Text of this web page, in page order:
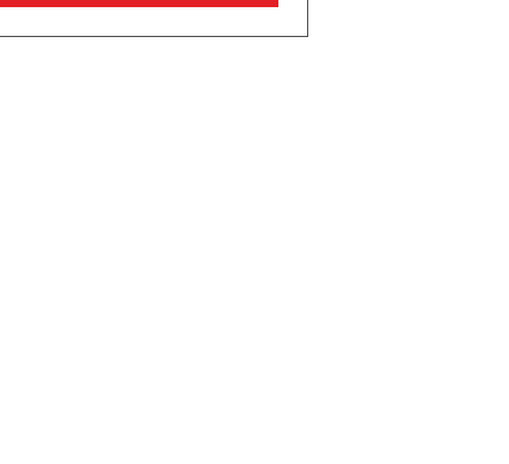
Пашинян указал на